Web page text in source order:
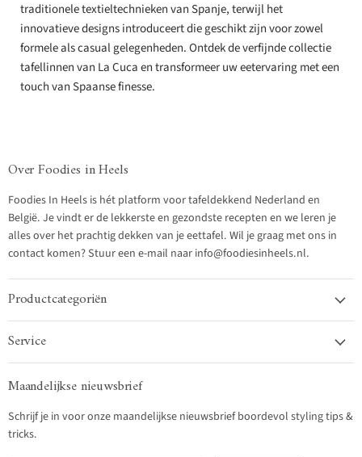
traditionele textieltechnieken van Spanje, terwijl het
innovatieve designs introduceert die geschikt zijn voor zowel
formele als casual gelegenheden. Ontdek de verfijnde collectie
tafellinnen van La Cuca en transformeer uw eetervaring met een
touch van Spaanse finesse.
Over Foodies in Heels
Foodies In Heels is hét platform voor tafeldekkend Nederland en
België. Je vindt er de lekkerste en gezondste recepten en we leren je
alles over het prachtig dekken van je eettafel. Wil je graag met ons in
contact komen? Stuur een e-mail naar info@foodiesinheels.nl.
Productcategoriën
Service
Maandelijkse nieuwsbrief
Schrijf je in voor onze maandelijkse nieuwsbrief boordevol styling tips &
tricks.